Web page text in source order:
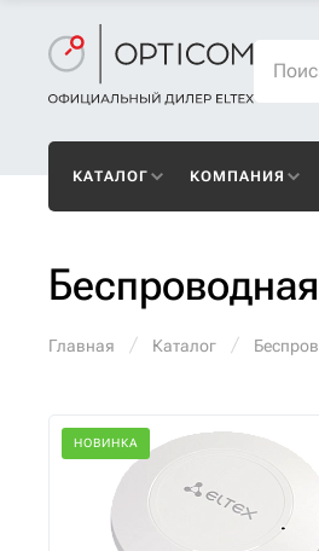
КАТАЛОГ КОМПАНИЯ
Главная Каталог
НОВИНКА